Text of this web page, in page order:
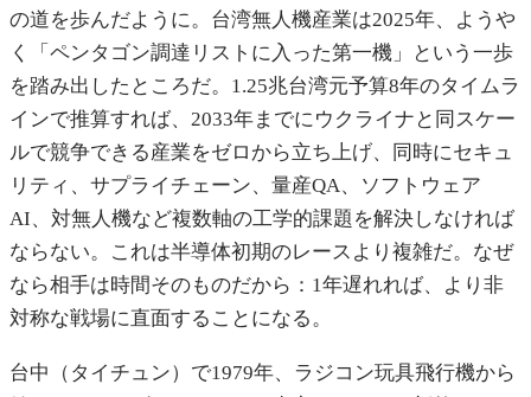
の道を歩んだように。台湾無人機産業は2025年、ようや
く「ペンタゴン調達リストに入った第一機」という一歩
を踏み出したところだ。1.25兆台湾元予算8年のタイムラ
インで推算すれば、2033年までにウクライナと同スケー
ルで競争できる産業をゼロから立ち上げ、同時にセキュ
リティ、サプライチェーン、量産QA、ソフトウェア
AI、対無人機など複数軸の工学的課題を解決しなければ
ならない。これは半導体初期のレースより複雑だ。なぜ
なら相手は時間そのものだから：1年遅れれば、より非
対称な戦場に直面することになる。
台中（タイチュン）で1979年、ラジコン玩具飛行機から